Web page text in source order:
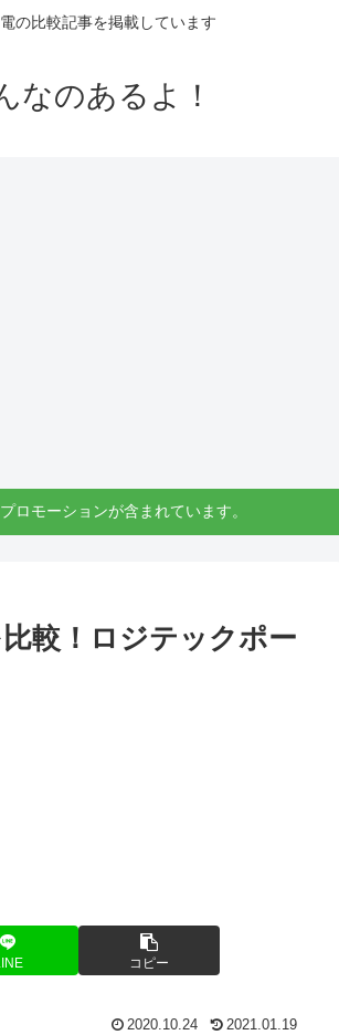
の比較記事を掲載しています
なのあるよ！
ロモーションが含まれています。
較！ロジテックポー
コピー
2020.10.24 2021.01.19